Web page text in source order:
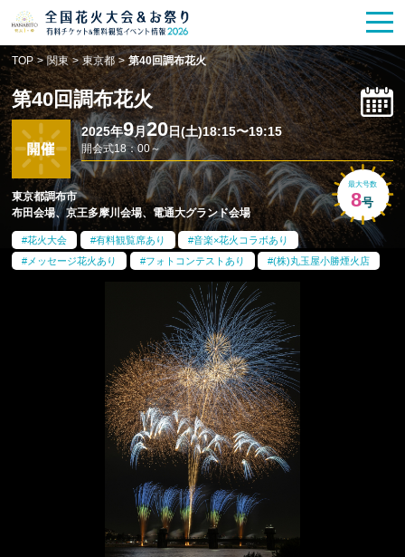
花火大会
HANABITOの道
有料観覧席販売一覧
ポスター一覧
SPICEレポート記事
今週末開催花火・祭一覧
TOP
TOP > 関東 > 東京都 > 第40回調布花火
第40回調布花火
最大号数
8号
2025年9月20日(土)18:15〜19:15
開会式18：00～
東京都調布市
布田会場、京王多摩川会場、電通大グランド会場
花火大会 有料観覧席あり
音楽×花火コラボあり
メッセージ花火あり
フォトコンテストあり (株)丸玉屋小勝煙火店